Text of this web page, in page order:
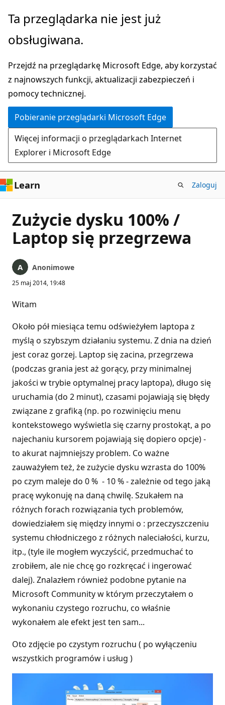
Przejdź
głównej
Ta przeglądarka nie jest już
obsługiwana.
Przejdź na przeglądarkę Microsoft Edge, aby korzystać
z najnowszych funkcji, aktualizacji zabezpieczeń i
pomocy technicznej.
Pobieranie przeglądarki Microsoft Edge
Więcej informacji o przeglądarkach Internet
Explorer i Microsoft Edge
Learn Zaloguj
Zużycie dysku 100% /
Laptop się przegrzewa
Anonimowe
25 maj 2014, 19:48
Witam
Około pół miesiąca temu odświeżyłem laptopa z
myślą o szybszym działaniu systemu. Z dnia na dzień
jest coraz gorzej. Laptop się zacina, przegrzewa
(podczas grania jest aż gorący, przy minimalnej
jakości w trybie optymalnej pracy laptopa), długo się
uruchamia (do 2 minut), czasami pojawiają się błędy
związane z grafiką (np. po rozwinięciu menu
kontekstowego wyświetla się czarny prostokąt, a po
najechaniu kursorem pojawiają się dopiero opcje) -
to akurat najmniejszy problem. Co ważne
zauważyłem też, że zużycie dysku wzrasta do 100%
po czym maleje do 0 % - 10 % - zależnie od tego jaką
pracę wykonuję na daną chwilę. Szukałem na
różnych forach rozwiązania tych problemów,
dowiedziałem się między innymi o : przeczyszczeniu
systemu chłodniczego z różnych naleciałości, kurzu,
itp., (tyle ile mogłem wyczyścić, przedmuchać to
zrobiłem, ale nie chcę go rozkręcać i ingerować
dalej). Znalazłem również podobne pytanie na
Microsoft Community w którym przeczytałem o
wykonaniu czystego rozruchu, co właśnie
wykonałem ale efekt jest ten sam...
Oto zdjęcie po czystym rozruchu ( po wyłączeniu
wszystkich programów i usług )